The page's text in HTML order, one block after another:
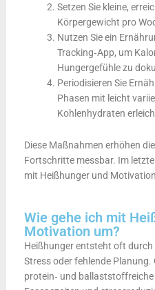
Setzen Sie kleine,
Körpergewicht pro
Nutzen Sie ein
Tracking‑App, um
Hungergefühle zu
Periodisieren Sie
Phasen mit leicht
Kohlenhydraten
Diese Maßnahmen erhöhen
Fortschritte messbar. Im
mit Heißhunger und
Wie gehe ich mit
Motivation um?
Heißhunger entsteht oft
Stress oder fehlende
protein‑ und